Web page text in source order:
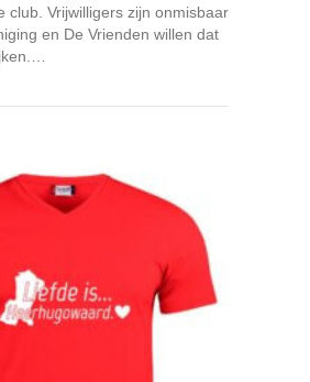
club. Vrijwilligers zijn onmisbaar
en De Vrienden willen dat
Als er één schaap over de dam is…..